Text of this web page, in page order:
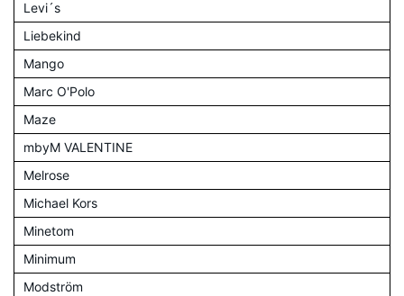
Levi´s
Liebekind
Mango
Marc O'Polo
Maze
mbyM VALENTINE
Melrose
Michael Kors
Minetom
Minimum
Modström